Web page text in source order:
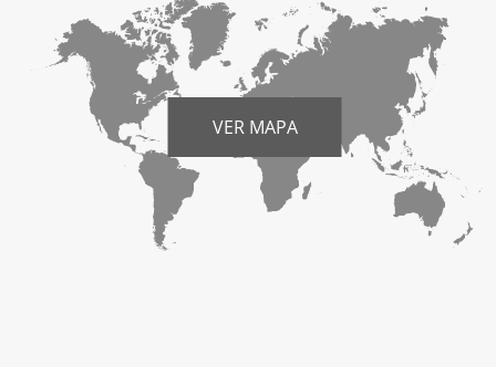
VER MAPA